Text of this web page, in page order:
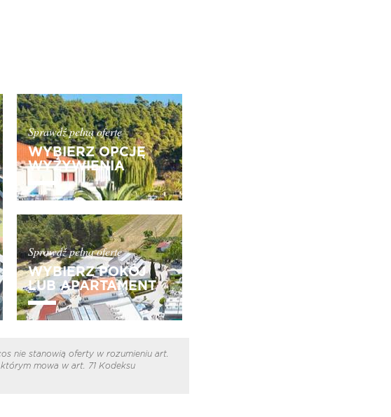
Sprawdź pełną ofertę
WYBIERZ OPCJĘ
WYŻYWIENIA
Sprawdź pełną ofertę
WYBIERZ POKÓJ
LUB APARTAMENT
nie stanowią oferty w rozumieniu art.
mowa w art. 71 Kodeksu